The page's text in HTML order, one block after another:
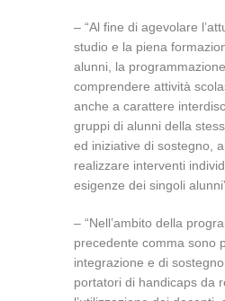
– “Al fine di agevolare
studio e la piena
alunni, la
comprendere attività
anche a carattere
gruppi di alunni della
ed iniziative di sostegno,
realizzare interventi
esigenze dei singoli
– “Nell’ambito della
precedente comma sono
integrazione e di
portatori di handicaps da